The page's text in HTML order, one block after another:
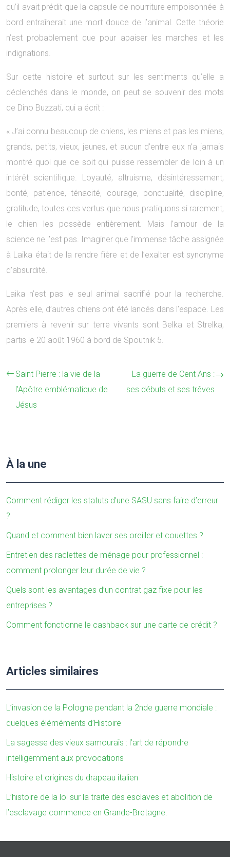
qu’il avait prédit que la capsule de nourriture empoisonnée à
bord entraînerait une mort douce de l’animal. Cette théorie
n’est probablement que pour apaiser les marches et les
indignations.
Sur cette histoire et surtout sur les sentiments qu’elle a
déclenchés dans le monde, on peut se souvenir des mots
de Dino Buzzati, qui a écrit :
« J’ai connu beaucoup de chiens, les miens et pas les miens,
grands, petits, vieux, jeunes, et aucun d’entre eux n’a jamais
montré quoi que ce soit qui puisse ressembler de loin à un
intérêt scientifique. Loyauté, altruisme, désintéressement,
bonté, patience, ténacité, courage, ponctualité, discipline,
gratitude, toutes ces vertus que nous pratiquons si rarement,
le chien les possède entièrement. Mais l’amour de la
science ne l’est pas. Imaginer que l’immense tâche assignée
à Laika était de la rendre fière et de l’exalter est synonyme
d’absurdité.
Laika n’est pas le seul animal sacrifié pour la recherche.
Après elle, d’autres chiens ont été lancés dans l’espace. Les
premiers à revenir sur terre vivants sont Belka et Strelka,
partis le 20 août 1960 à bord de Spoutnik 5.
Saint Pierre : la vie de la
l’Apôtre emblématique de
Jésus
La guerre de Cent Ans :
ses débuts et ses trêves
À la une
Comment rédiger les statuts d’une SASU sans faire d’erreur
?
Quand et comment bien laver ses oreiller et couettes ?
Entretien des raclettes de ménage pour professionnel :
comment prolonger leur durée de vie ?
Quels sont les avantages d’un contrat gaz fixe pour les
entreprises ?
Comment fonctionne le cashback sur une carte de crédit ?
Articles similaires
L’invasion de la Pologne pendant la 2nde guerre mondiale :
quelques éléméments d’Histoire
La sagesse des vieux samouraïs : l’art de répondre
intelligemment aux provocations
Histoire et origines du drapeau italien
L’histoire de la loi sur la traite des esclaves et abolition de
l’esclavage commence en Grande-Bretagne.